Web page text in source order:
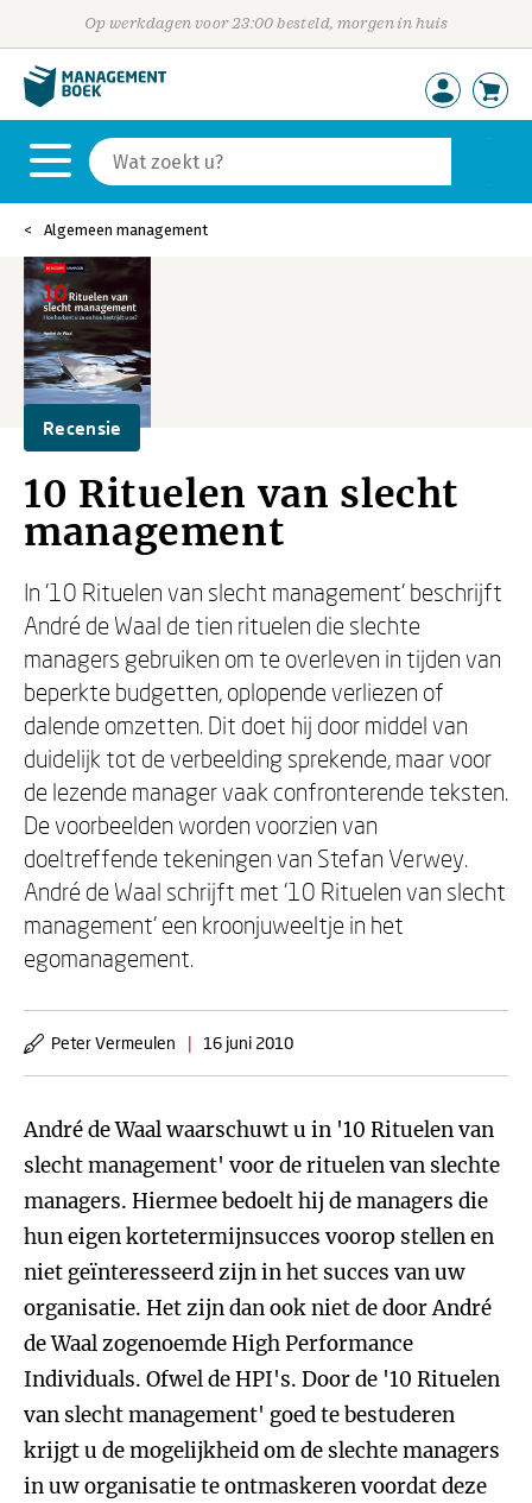
Op werkdagen voor 23:00 besteld, morgen in huis
Algemeen management
Recensie
10 Rituelen van slecht
management
In '10 Rituelen van slecht management' beschrijft
André de Waal de tien rituelen die slechte
managers gebruiken om te overleven in tijden van
beperkte budgetten, oplopende verliezen of
dalende omzetten. Dit doet hij door middel van
duidelijk tot de verbeelding sprekende, maar voor
de lezende manager vaak confronterende teksten.
De voorbeelden worden voorzien van
doeltreffende tekeningen van Stefan Verwey.
André de Waal schrijft met '10 Rituelen van slecht
management' een kroonjuweeltje in het
egomanagement.
Peter Vermeulen | 16 juni 2010
André de Waal waarschuwt u in '10 Rituelen van
slecht management' voor de rituelen van slechte
managers. Hiermee bedoelt hij de managers die
hun eigen kortetermijnsucces voorop stellen en
niet geïnteresseerd zijn in het succes van uw
organisatie. Het zijn dan ook niet de door André
de Waal zogenoemde High Performance
Individuals. Ofwel de HPI's. Door de '10 Rituelen
van slecht management' goed te bestuderen
krijgt u de mogelijkheid om de slechte managers
in uw organisatie te ontmaskeren voordat deze